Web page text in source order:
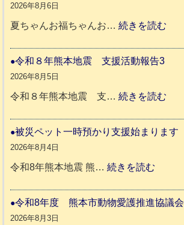
2026年8月6日
夏ちゃんお福ちゃんお…続きを読む
ト
人
ホ
令和８年熊本地震 支援活動報告3
2026年8月5日
令和８年熊本地震 支…続きを読む
和
本
被災ペット一時預かり支援始まります
2026年8月4日
令和8年熊本地震 熊…続きを読む
災
令和8年度 熊本市動物愛護推進協議会
2026年8月3日